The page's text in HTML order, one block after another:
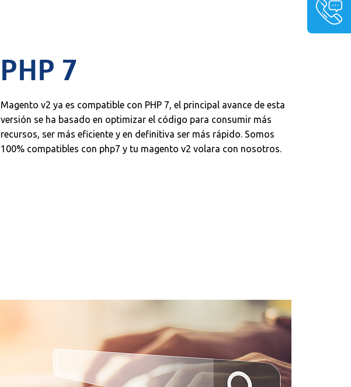
PHP 7
Magento v2 ya es compatible con PHP 7, el principal avance de esta
versión se ha basado en optimizar el código para consumir más
recursos, ser más eficiente y en definitiva ser más rápido. Somos
100% compatibles con php7 y tu magento v2 volara con nosotros.